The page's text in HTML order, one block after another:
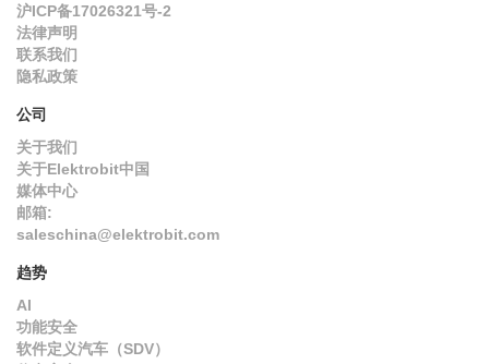
沪ICP备17026321号-2
法律声明
联系我们
隐私政策
公司
关于我们
关于Elektrobit中国
媒体中心
邮箱:
saleschina@elektrobit.com
趋势
AI
功能安全
软件定义汽车（SDV）